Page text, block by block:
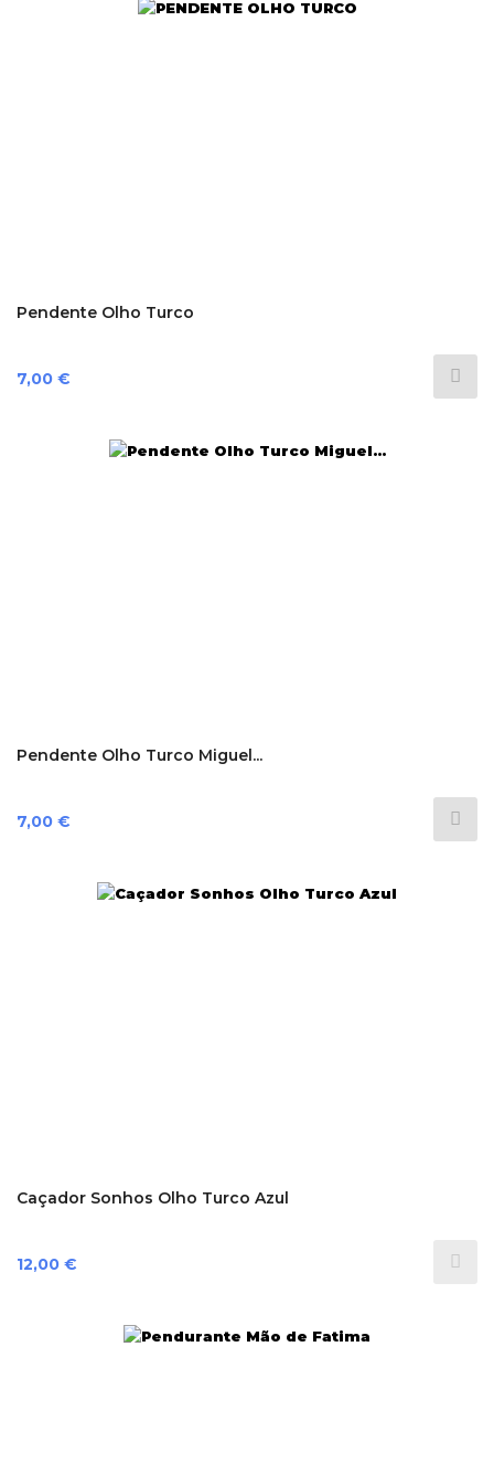
Pendente Olho Turco
Preço
7,00 €
Pendente Olho Turco Miguel...
Preço
7,00 €
Caçador Sonhos Olho Turco Azul
Preço
12,00 €